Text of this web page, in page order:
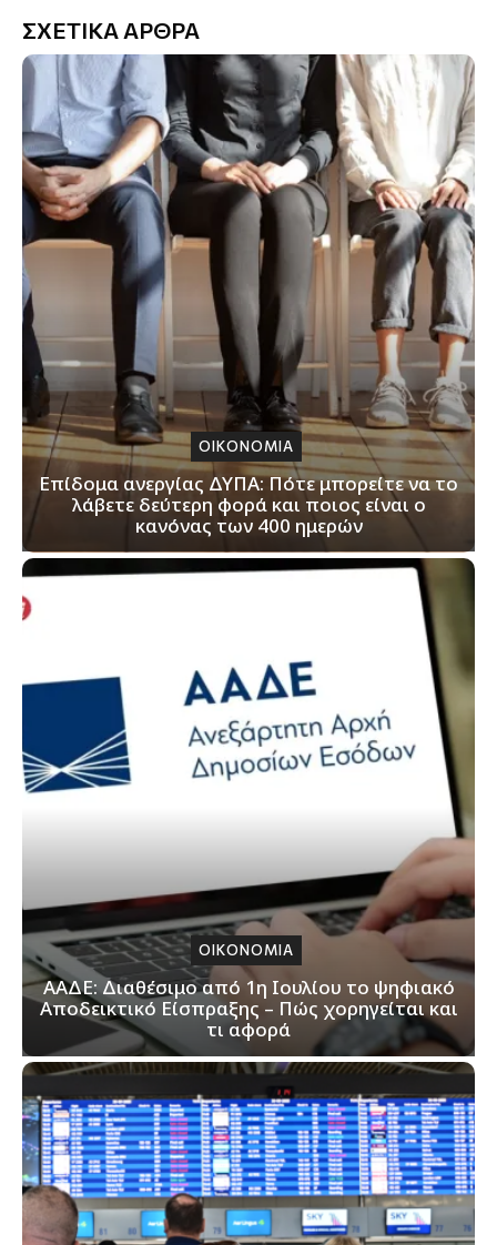
ΣΧΕΤΙΚΑ ΑΡΘΡΑ
ΟΙΚΟΝΟΜΙΑ
Επίδομα ανεργίας ΔΥΠΑ: Πότε μπορείτε να το
λάβετε δεύτερη φορά και ποιος είναι ο
κανόνας των 400 ημερών
ΟΙΚΟΝΟΜΙΑ
ΑΑΔΕ: Διαθέσιμο από 1η Ιουλίου το ψηφιακό
Αποδεικτικό Είσπραξης – Πώς χορηγείται και
τι αφορά